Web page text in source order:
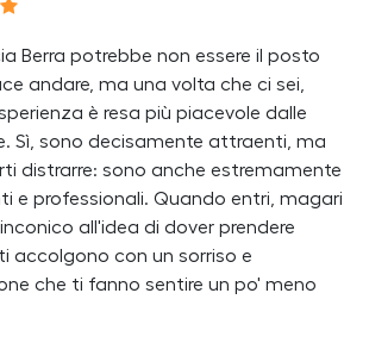
Berra potrebbe non essere il posto
andare, ma una volta che ci sei,
è resa più piacevole dalle
Sì, sono decisamente attraenti, ma
distrarre: sono anche estremamente
e professionali. Quando entri, magari
all'idea di dover prendere
accolgono con un sorriso e
che ti fanno sentire un po' meno